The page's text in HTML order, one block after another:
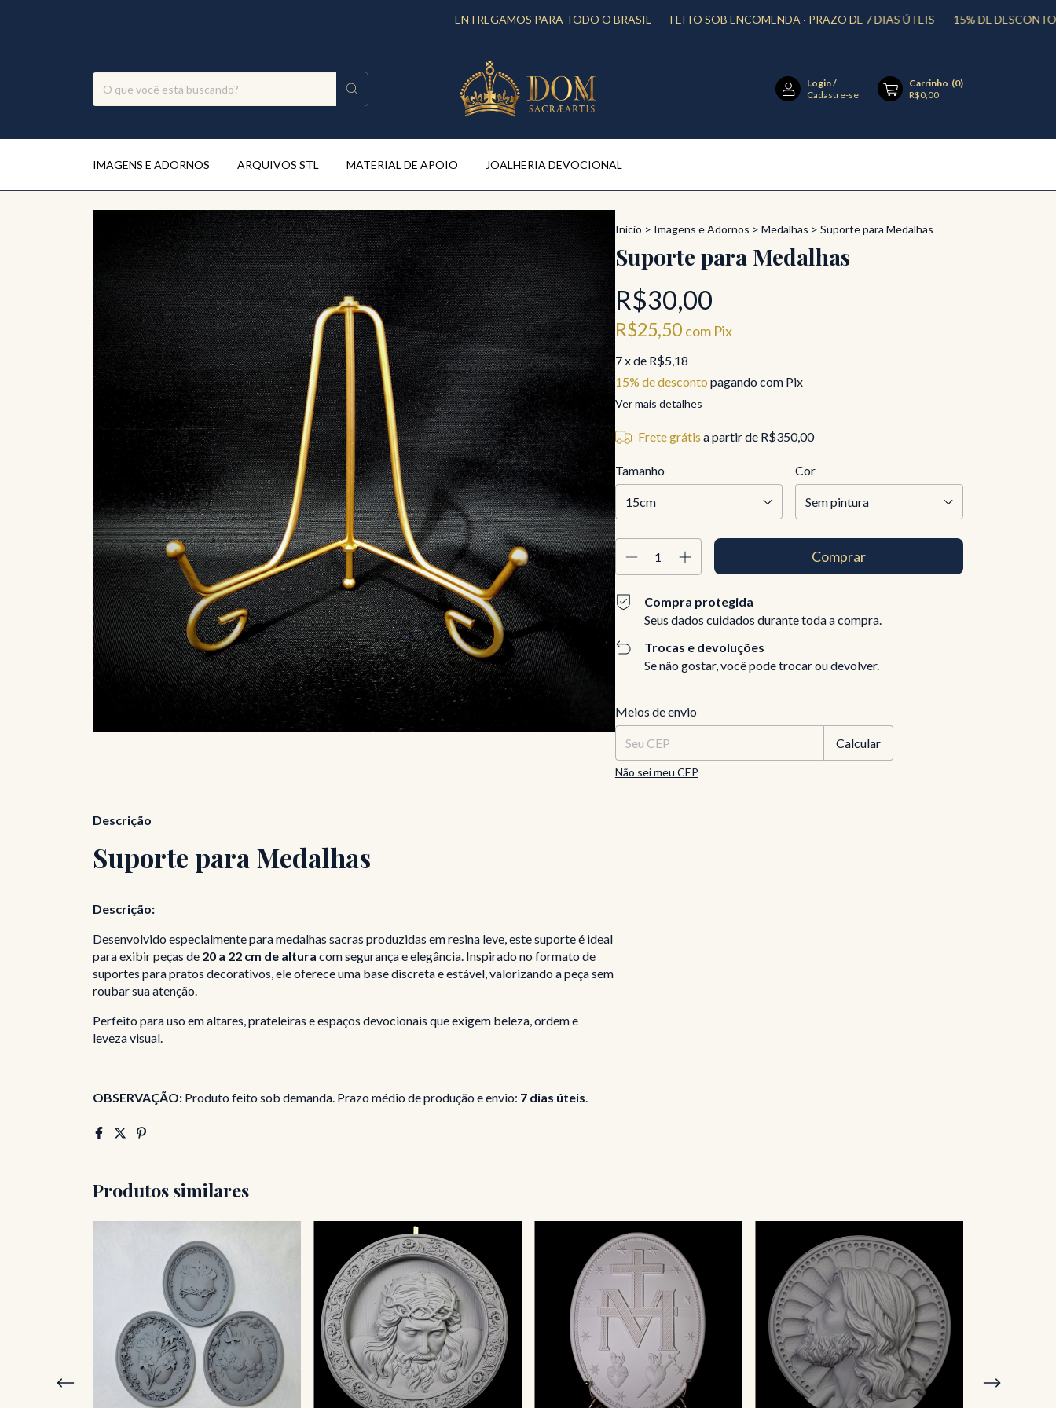
ENTREGAMOS PARA TODO O BRASIL FEITO SOB ENCOMENDA · PRAZO DE 7 DIAS ÚTEIS 15% DE DESCONTO
Login/
Cadastre-se
Carrinho (0)
R$0,00
IMAGENS E ADORNOS ARQUIVOS STL MATERIAL DE APOIO JOALHERIA DEVOCIONAL
Início > Imagens e Adornos > Medalhas > Suporte para Medalhas
Suporte para Medalhas
R$30,00
R$25,50 com Pix
7x de R$5,18
15% de desconto pagando com Pix
Ver mais detalhes
Frete grátis a partir de R$350,00
Tamanho Cor
Compra protegida
Seus dados cuidados durante toda a compra.
Trocas e devoluções
Se não gostar, você pode trocar ou devolver.
Entregas para o CEP:
Meios de envio
Calcular
Não sei meu CEP
Descrição
Suporte para Medalhas
Descrição:
Desenvolvido especialmente para medalhas sacras produzidas em resina leve, este suporte é ideal
para exibir peças de 20 a 22 cm de altura com segurança e elegância. Inspirado no formato de
suportes para pratos decorativos, ele oferece uma base discreta e estável, valorizando a peça sem
roubar sua atenção.
Perfeito para uso em altares, prateleiras e espaços devocionais que exigem beleza, ordem e
leveza visual.
OBSERVAÇÃO: Produto feito sob demanda. Prazo médio de produção e envio: 7 dias úteis.
Produtos similares